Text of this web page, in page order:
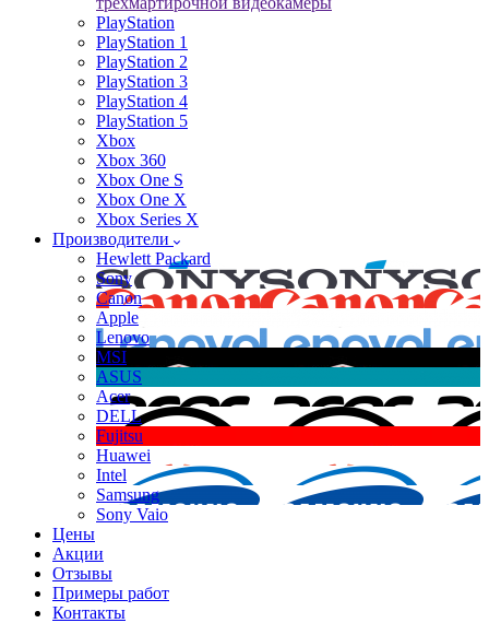
PlayStation
PlayStation 1
PlayStation 2
PlayStation 3
PlayStation 4
PlayStation 5
Xbox
Xbox 360
Xbox One S
Xbox One X
Xbox Series X
Производители
Hewlett Packard
Sony
Canon
Apple
Lenovo
MSI
ASUS
Acer
DELL
Fujitsu
Huawei
Intel
Samsung
Sony Vaio
Цены
Акции
Отзывы
Примеры работ
Контакты